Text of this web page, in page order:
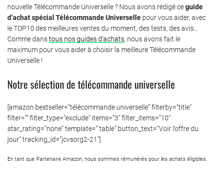
nouvelle Télécommande Universelle ? Nous avons rédigé ceguide
d’achat spécial Télécommande Universelle pour vous aider, avec
le TOP10 des meilleures ventes du moment, des tests, des avis…
Comme danstous nos guides d’achats, nous avons fait le
maximum pour vous aider à choisir la meilleure Télécommande
Universelle !
Notre sélection de télécommande universelle
[amazon bestseller=”télécommande universelle” filterby=”title”
filter=”” filter_type=”exclude” items=”3″ filter_items=”10″
star_rating=”none” template=” table” button_text=”Voir l’offre du
jour” tracking_id=”jcvsorg2-21″]
En tant que Partenaire Amazon, nous sommes rémunérés pour les achats éligibles.